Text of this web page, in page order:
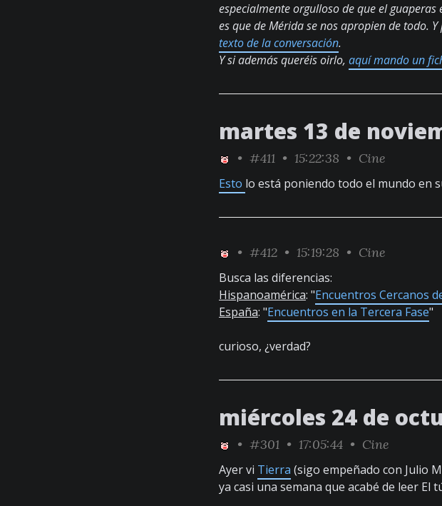
especialmente orgulloso de que el
es que de Mérida se nos apropien de todo.
texto de la conversación.
Y si además queréis oirlo, aquí mando un
martes 13 de
• #411 • 15:22:38 • Cine
Esto lo está poniendo todo el mundo en
• #412 • 15:19:28 • Cine
Busca las diferencias:
Hispanoamérica: "Encuentros Cercanos
España: "Encuentros en la Tercera Fase"
curioso, ¿verdad?
miércoles 24 de
• #301 • 17:05:44 • Cine
Ayer vi Tierra (sigo empeñado con Julio
ya casi una semana que acabé de leer El